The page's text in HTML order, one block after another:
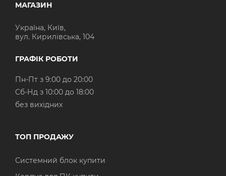
МАГАЗИН
Україна, Київ,
вул. Кирилівська, 104
ГРАФІК РОБОТИ
Пн-Пт з 9:00 до 20:00
Cб-Нд з 10:00 до 18:00
без вихідних
ТОП ПРОДАЖУ
Системний блок купити